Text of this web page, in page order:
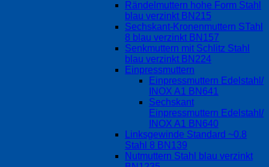
Rändelmuttern hohe Form Stahl
blau verzinkt BN215
Sechskant-Kronenmuttern STahl
8 blau verzinkt BN157
Senkmuttern mit Schlitz Stahl
blau verzinkt BN224
Einpressmuttern
Einpressmuttern Edelstahl/
INOX A1 BN641
Sechskant
Einpressmuttern Edelstahl/
INOX A1 BN640
Linksgewinde Standard ~0.8
Stahl 8 BN139
Nutmuttern Stahl blau verzinkt